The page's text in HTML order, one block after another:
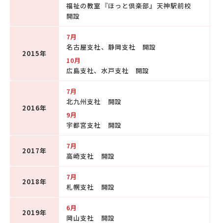
福祉の教室『ほっと倶楽部』天神駅前校
開設
2015年
7月
名古屋支社、静岡支社 開設
10月
広島支社、水戸支社 開設
2016年
7月
北九州支社 開設
9月
宇都宮支社 開設
2017年
7月
高崎支社 開設
2018年
7月
札幌支社 開設
2019年
6月
岡山支社 開設